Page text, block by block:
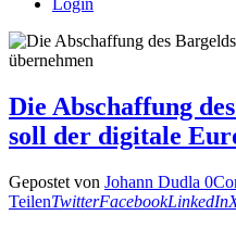
Login
Die Abschaffung
soll der digitale
Gepostet von Johann Dudla 0
TeilenTwitterFacebookLinkedIn